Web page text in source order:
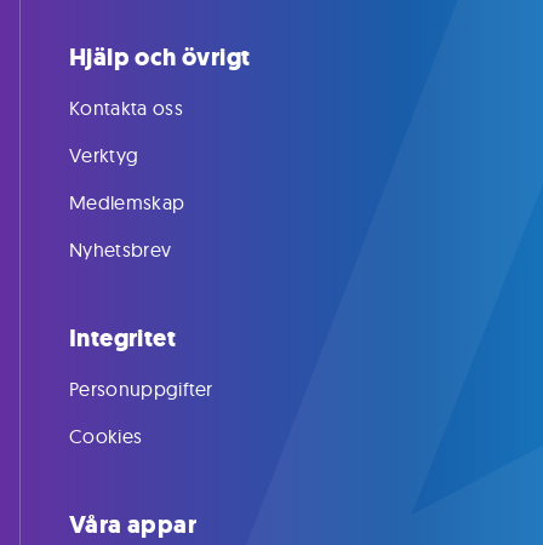
Hjälp och övrigt
Kontakta oss
Verktyg
Medlemskap
Nyhetsbrev
Integritet
Personuppgifter
Cookies
Våra appar